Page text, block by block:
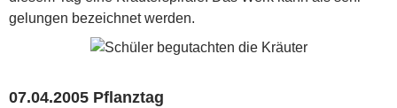
gelungen bezeichnet werden.
07.04.2005 Pflanztag